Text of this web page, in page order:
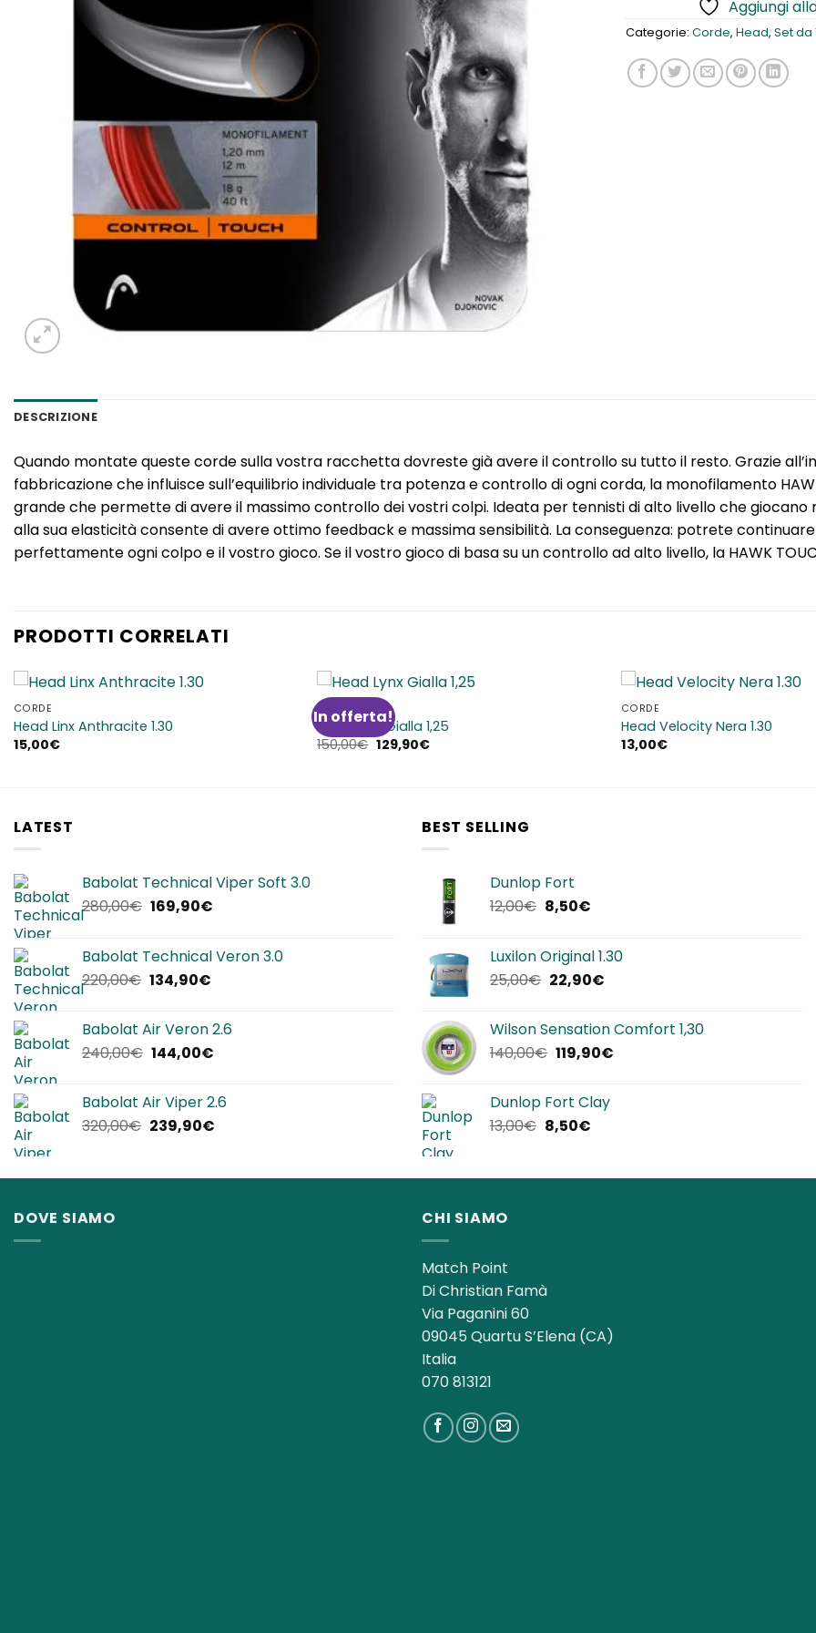
Aggiungi
Categorie: Corde, Head, Set da
DESCRIZIONE
Quando montate queste corde sulla vostra racchetta dovreste già avere il controllo su tutto il resto. Grazie
fabbricazione che influisce sull’equilibrio individuale tra potenza e controllo di ogni corda, la monofilamento
grande che permette di avere il massimo controllo dei vostri colpi. Ideata per tennisti di alto livello che
alla sua elasticità consente di avere ottimo feedback e massima sensibilità. La conseguenza: potrete
perfettamente ogni colpo e il vostro gioco. Se il vostro gioco di basa su un controllo ad alto livello, la HAWK
PRODOTTI CORRELATI
CORDE
Head Linx Anthracite 1.30
15,00€
In offerta!
CORDE
Head Lynx Gialla 1,25
150,00€ Il
prezzo
129,90€Il
CORDE
Head Velocity Nera 1.30
13,00€
LATEST
Babolat Technical Viper Soft 3.0
280,00€ Il
era:
280,00€.
169,90€Il
è:
Babolat Technical Veron 3.0
220,00€ Il
era:
220,00€.
134,90€Il
è:
134,90€.
Babolat Air Veron 2.6
240,00€ Il
era:
240,00€.
144,00€Il
è:
144,00€.
Babolat Air Viper 2.6
320,00€ Il
era:
239,90€Il
è:
BEST SELLING
Dunlop Fort
12,00€ Il
era:
12,00€.
8,50€Il
è:
8,50€.
Luxilon Original 1.30
25,00€ Il
era:
25,00€.
22,90€Il
è:
22,90€.
Wilson Sensation Comfort 1,30
140,00€ Il
era:
140,00€.
119,90€Il
Dunlop Fort Clay
13,00€ Il
era:
8,50€Il
è:
DOVE SIAMO CHI SIAMO
Match Point
Di Christian Famà
Via Paganini 60
09045 Quartu S’Elena (CA)
Italia
070 813121